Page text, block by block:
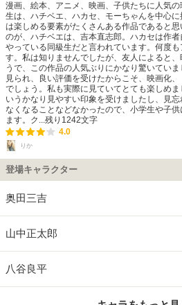
漫画、絵本、アニメ、映画、子供たちに人気
生は、ハチベエ、ハカセ、モーちゃんを中心
は楽しめる要素がたくさんある作品であると
のが、ハチベエは、吉本直志郎。ハカセは作
やっている同級生だと言われています。何度
す。私は知りませんでしたが、友人によると
うで、この作品の人気ぶりにかなり驚いてい
見られ、良い評価を受けたからこそ、映画化
でしょう。私も実際に見ていてとても楽しめ
いうかなり見やすい印象を受けましたし、見
なくなることなどなかったので、小学生や子
ます。ク...残り 1242文字
4.0
りか
登場キャラクター
奥田三吉
山中正太郎
八谷良平